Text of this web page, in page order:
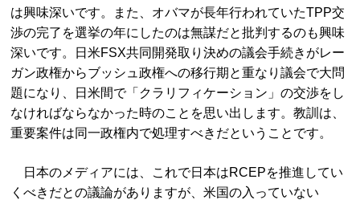
は興味深いです。また、オバマが長年行われていたTPP交
渉の完了を選挙の年にしたのは無謀だと批判するのも興味
深いです。日米FSX共同開発取り決めの議会手続きがレー
ガン政権からブッシュ政権への移行期と重なり議会で大問
題になり、日米間で「クラリフィケーション」の交渉をし
なければならなかった時のことを思い出します。教訓は、
重要案件は同一政権内で処理すべきだということです。
日本のメディアには、これで日本はRCEPを推進してい
くべきだとの議論がありますが、米国の入っていない